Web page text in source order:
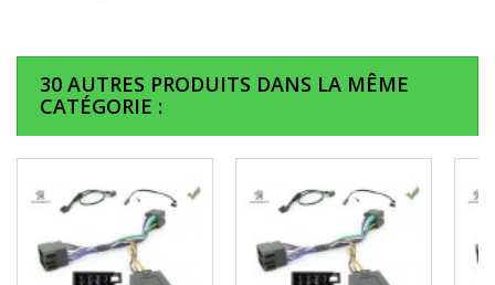
30 AUTRES PRODUITS DANS LA MÊME
CATÉGORIE :